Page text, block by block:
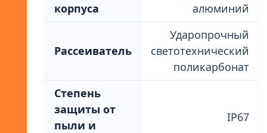
корпуса
алюминий
Рассеиватель
Ударопрочный
светотехнический
поликарбонат
Степень
защиты от
пыли и
IP67